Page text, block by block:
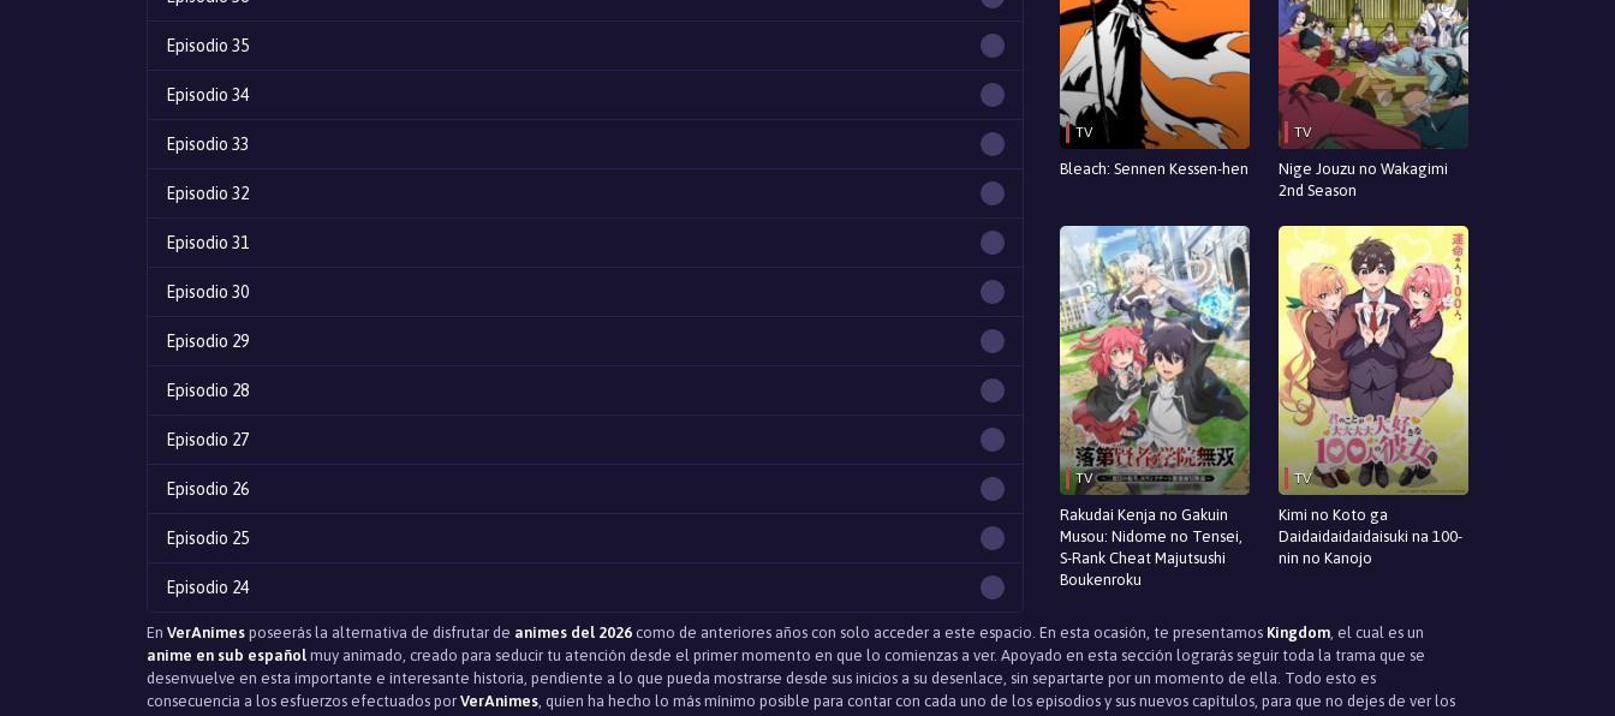
Episodio 35
Episodio 34
Episodio 33
Episodio 32
Episodio 31
Episodio 30
Episodio 29
Episodio 28
Episodio 27
Episodio 26
Episodio 25
Episodio 24
Episodio 23
Episodio 22
TV
Bleach: Sennen Kessen-hen
TV
Nige Jouzu no Wakagimi
2nd Season
TV
Rakudai Kenja no Gakuin
Musou: Nidome no Tensei,
S-Rank Cheat Majutsushi
Boukenroku
TV
Kimi no Koto ga
Daidaidaidaidaisuki na 100-
nin no Kanojo
En VerAnimes poseerás la alternativa de disfrutar de animes del 2026 como de anteriores años con solo acceder a este espacio. En esta ocasión, te presentamos Kingdom, el cual es un
anime en sub español muy animado, creado para seducir tu atención desde el primer momento en que lo comienzas a ver. Apoyado en esta sección lograrás seguir toda la trama que se
desenvuelve en esta importante e interesante historia, pendiente a lo que pueda mostrarse desde sus inicios a su desenlace, sin separtarte por un momento de ella. Todo esto es
consecuencia a los esfuerzos efectuados por VerAnimes, quien ha hecho lo más mínimo posible para contar con cada uno de los episodios y sus nuevos capítulos, para que no dejes de ver los